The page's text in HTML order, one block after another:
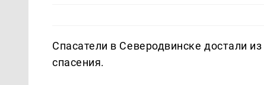
Спасатели в Северодвинске достали
спасения.